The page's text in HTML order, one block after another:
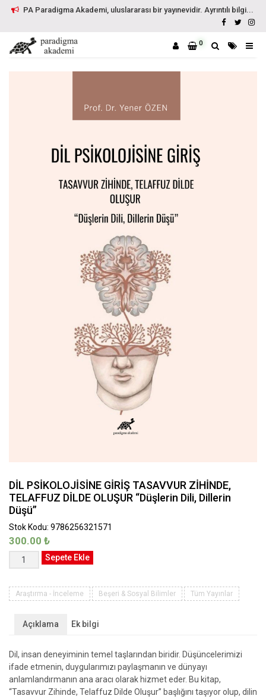
PA Paradigma Akademi, uluslararası bir yayınevidir. Ayrıntılı bilgi...
0
DİL PSİKOLOJİSİNE GİRİŞ TASAVVUR ZİHİNDE,
TELAFFUZ DİLDE OLUŞUR “Düşlerin Dili, Dillerin
Düşü”
Stok Kodu: 9786256321571
300.00 ₺
PSİKOLOJİSİNE
TASAVVUR
TELAFFUZ
DİLDE
“Düşlerin
Dili,
Dillerin
Düşü”
Sepete Ekle
Araştırma - İnceleme Beşeri & Sosyal Bilimler Tüm Yayınlar
Açıklama Ek bilgi
Dil, insan deneyiminin temel taşlarından biridir. Düşüncelerimizi
ifade etmenin, duygularımızı paylaşmanın ve dünyayı
anlamlandırmanın ana aracı olarak hizmet eder. Bu kitap,
“Tasavvur Zihinde, Telaffuz Dilde Oluşur” başlığını taşıyor olup, dilin